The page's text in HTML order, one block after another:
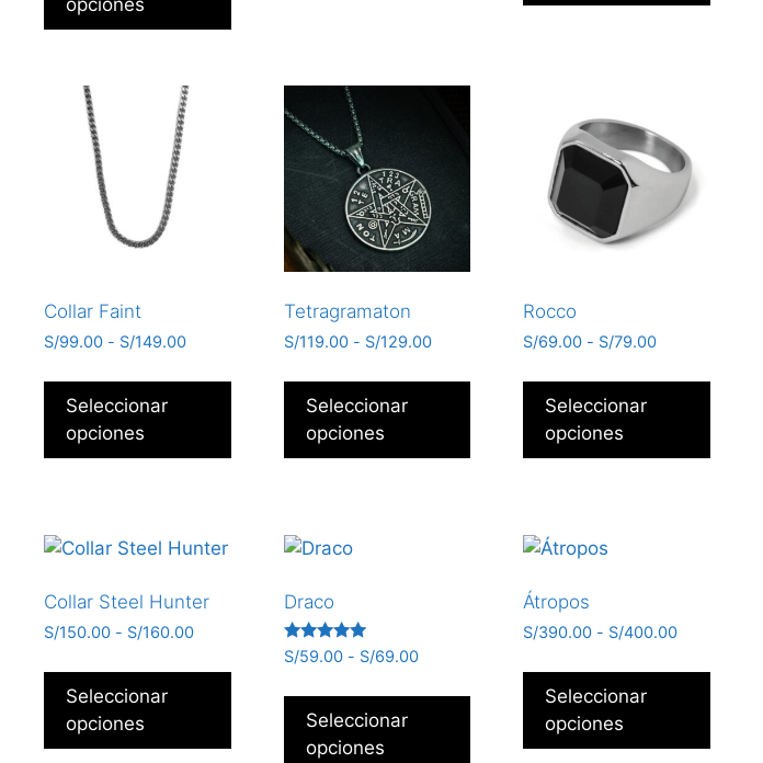
Collar Faint
S/99.00 - S/149.00
Seleccionar
opciones
Tetragramaton
S/119.00 - S/129.00
Seleccionar
opciones
Rocco
S/69.00 - S/79.00
Seleccionar
opciones
Collar Steel Hunter
S/150.00 - S/160.00
Seleccionar
opciones
Draco
Valorado
con
de 5
S/59.00 - S/69.00
Seleccionar
opciones
Átropos
S/390.00 - S/400.00
Seleccionar
opciones